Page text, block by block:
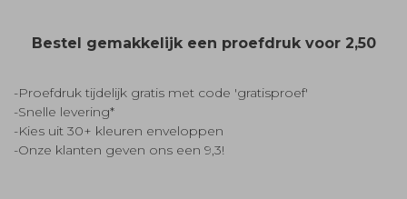
Bestel gemakkelijk een proefdruk voor 2,50
-Proefdruk tijdelijk gratis met code 'gratisproef'
-Snelle levering*
-Kies uit 30+ kleuren enveloppen
-Onze klanten geven ons een 9,3!